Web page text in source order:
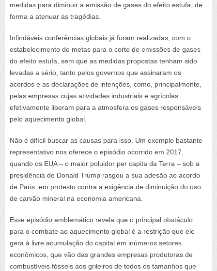
medidas para diminuir a emissão de gases do efeito estufa, de
forma a atenuar as tragédias.
Infindáveis conferências globais já foram realizadas, com o
estabelecimento de metas para o corte de emissões de gases
do efeito estufa, sem que as medidas propostas tenham sido
levadas a sério, tanto pelos governos que assinaram os
acordos e as declarações de intenções, como, principalmente,
pelas empresas cujas atividades industriais e agrícolas
efetivamente liberam para a atmosfera os gases responsáveis
pelo aquecimento global.
Não é difícil buscar as causas para isso. Um exemplo bastante
representativo nos oferece o episódio ocorrido em 2017,
quando os EUA – o maior poluidor per capita da Terra – sob a
presidência de Donald Trump rasgou a sua adesão ao acordo
de Paris, em protesto contra a exigência de diminuição do uso
de carvão mineral na economia americana.
Esse episódio emblemático revela que o principal obstáculo
para o combate ao aquecimento global é a restrição que ele
gera à livre acumulação do capital em inúmeros setores
econômicos, que vão das grandes empresas produtoras de
combustíveis fósseis aos grileiros de todos os tamanhos que